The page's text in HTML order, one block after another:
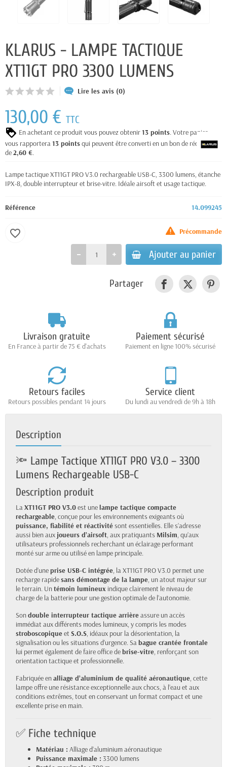
KLARUS - LAMPE TACTIQUE
XT11GT PRO 3300 LUMENS
Lire les avis (0)
130,00 € TTC
En achetant ce produit vous pouvez obtenir13 points. Votre panier
vous rapportera13 pointsqui peuvent être converti en un bon de réduction
de2,60 €.
Lampe tactique XT11GT PRO V3.0 rechargeable USB-C, 3300 lumens, étanche
IPX-8, double interrupteur et brise-vitre. Idéale airsoft et usage tactique.
Référence 14.099245
Précommande
Ajouter au panier
favorite_border
Partager
Livraison gratuite
En France à partir de 75 € d'achats
Paiement sécurisé
Paiement en ligne 100% sécurisé
Retours faciles
Retours possibles pendant 14 jours
Service client
Du lundi au vendredi de 9h à 18h
Description
🔦 Lampe Tactique XT11GT PRO V3.0 – 3300
Lumens Rechargeable USB-C
Description produit
LaXT11GT PRO V3.0est unelampe tactique compacte
rechargeable, conçue pour les environnements exigeants où
puissance, fiabilité et réactivitésont essentielles. Elle s’adresse
aussi bien aux joueurs d’airsoft, aux pratiquants Milsim, qu’aux
utilisateurs professionnels recherchant un éclairage performant
monté sur arme ou utilisé en lampe principale.
Dotée d’uneprise USB-C intégrée, la XT11GT PRO V3.0 permet une
recharge rapidesans démontage de la lampe, un atout majeur sur
le terrain. Untémoin lumineux indique clairement le niveau de
charge de la batterie pour une gestion optimale de l’autonomie.
Sondouble interrupteur tactique arrièreassure un accès
immédiat aux différents modes lumineux, y compris les modes
stroboscopiqueet S.O.S, idéaux pour la désorientation, la
signalisation ou les situations d’urgence. Sabague crantée frontale
lui permet également de faire office debrise-vitre, renforçant son
orientation tactique et professionnelle.
Fabriquée enalliage d’aluminium de qualité aéronautique, cette
lampe offre une résistance exceptionnelle aux chocs, à l’eau et aux
conditions extrêmes, tout en conservant un format compact et une
excellente prise en main.
✅ Fiche technique
Matériau : Alliage d’aluminium aéronautique
Puissance maximale : 3300 lumens